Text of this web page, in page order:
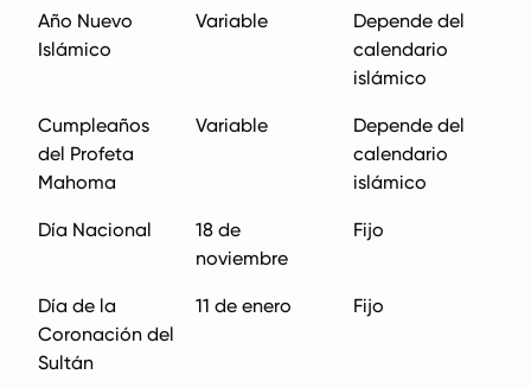
Año Nuevo
Islámico
Variable
Depende del
calendario
islámico
Cumpleaños
del Profeta
Mahoma
Variable
Depende del
calendario
islámico
Día Nacional
18 de
noviembre
Fijo
Día de la
Coronación del
Sultán
11 de enero Fijo